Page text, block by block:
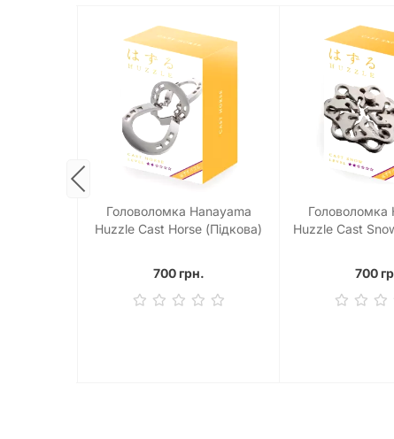
Головоломка Hanayama
Huzzle Cast Horse (Підкова)
700 грн.
Головоломка
Huzzle Cast
700